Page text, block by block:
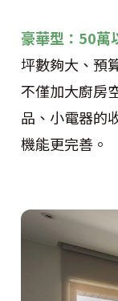
豪華型：50萬
坪數夠大、預
不僅加大廚房
品、小電器的
機能更完善。